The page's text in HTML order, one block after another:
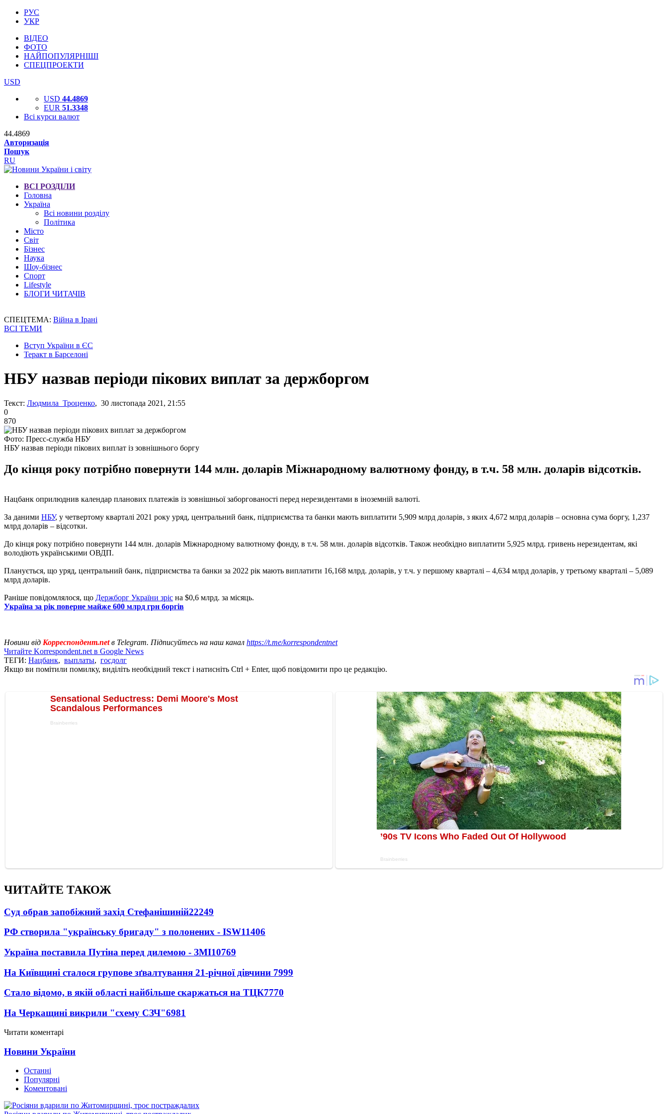
РУС
УКР
ВІДЕО
ФОТО
НАЙПОПУЛЯРНІШІ
СПЕЦПРОЕКТИ
USD
USD 44.4869
EUR 51.3348
Всі курси валют
44.4869
Авторизація
Пошук
RU
ВСІ РОЗДІЛИ
Головна
Україна
Всі новини розділу
Політика
Місто
Світ
Бізнес
Наука
Шоу-бізнес
Спорт
Lifestyle
БЛОГИ ЧИТАЧІВ
СПЕЦТЕМА: Війна в Ірані
ВСІ ТЕМИ
Вступ України в ЄС
Теракт в Барселоні
НБУ назвав періоди пікових виплат за держборгом
Текст: Людмила Троценко, 30 листопада 2021, 21:55
0
870
Фото: Пресс-служба НБУ
НБУ назвав періоди пікових виплат із зовнішнього боргу
До кінця року потрібно повернути 144 млн. доларів Міжнародному валютному фонду, в т.ч. 58 млн. доларів відсотків.
Нацбанк оприлюднив календар планових платежів із зовнішньої заборгованості перед нерезидентами в іноземній валюті.
За даними НБУ, у четвертому кварталі 2021 року уряд, центральний банк, підприємства та банки мають виплатити 5,909 млрд доларів, з яких 4,672 млрд доларів – основна сума боргу, 1,237
млрд доларів – відсотки.
До кінця року потрібно повернути 144 млн. доларів Міжнародному валютному фонду, в т.ч. 58 млн. доларів відсотків. Також необхідно виплатити 5,925 млрд. гривень нерезидентам, які
володіють українськими ОВДП.
Планується, що уряд, центральний банк, підприємства та банки за 2022 рік мають виплатити 16,168 млрд. доларів, у т.ч. у першому кварталі – 4,634 млрд доларів, у третьому кварталі – 5,089
млрд доларів.
Раніше повідомлялося, що Держборг України зріс на $0,6 млрд. за місяць.
Україна за рік поверне майже 600 млрд грн боргів
Новини від Корреспондент.netв Telegram. Підписуйтесь на наш канал https://t.me/korrespondentnet
Читайте Korrespondent.net в Google News
ТЕГИ: Нацбанк, выплаты, госдолг
Якщо ви помітили помилку, виділіть необхідний текст і натисніть Ctrl + Enter, щоб повідомити про це редакцію.
ЧИТАЙТЕ ТАКОЖ
Суд обрав запобіжний захід Стефанішиній22249
РФ створила "українську бригаду" з полонених - ISW11406
Україна поставила Путіна перед дилемою - ЗМІ10769
На Київщині сталося групове зґвалтування 21-річної дівчини 7999
Стало відомо, в якій області найбільше скаржаться на ТЦК7770
На Черкащині викрили "схему СЗЧ"6981
Читати коментарі
Новини України
Останні
Популярні
Коментовані